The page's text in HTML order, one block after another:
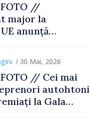
FOTO //
major la
anunță
Moldova
/ 30 Mai, 2026
// Cei mai
autohtoni
la Gala